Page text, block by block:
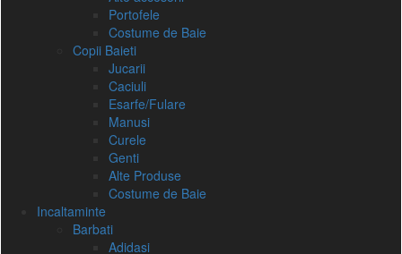
Portofele
Costume de Baie
Copii Baieti
Jucarii
Caciuli
Esarfe/Fulare
Manusi
Curele
Genti
Alte Produse
Costume de Baie
Incaltaminte
Barbati
Adidasi